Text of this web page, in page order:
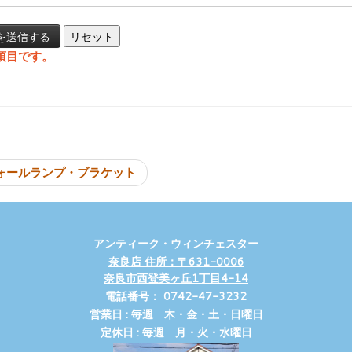
です。
ールランプ・ブラケット
アンティーク・ウィンチェスター
奈良店 住所：〒631-0006
奈良市西登美ヶ丘1丁目4-14
電話番号： 0742-47-3232
営業日 : 毎週 木・金・土・日曜日
定休日 : 毎週 月・火・水曜日